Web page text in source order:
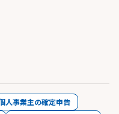
人事業主の確定申告